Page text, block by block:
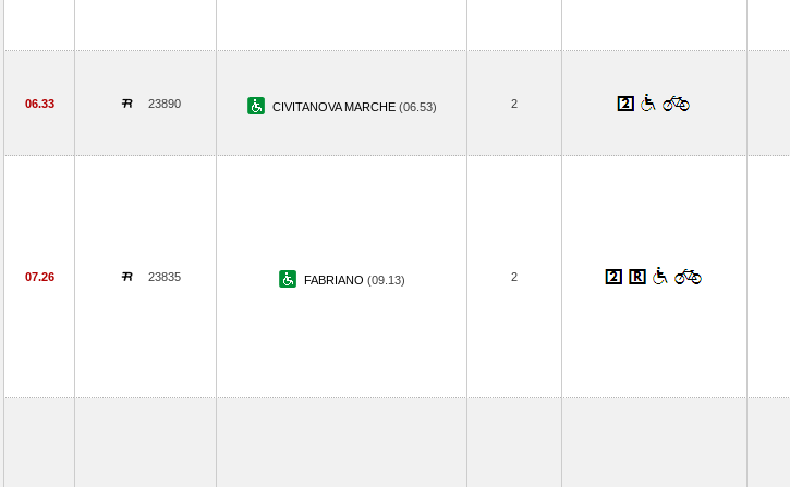
06.33 23890 CIVITANOVA MARCHE (06.53) 2
07.26 23835 FABRIANO (09.13) 2